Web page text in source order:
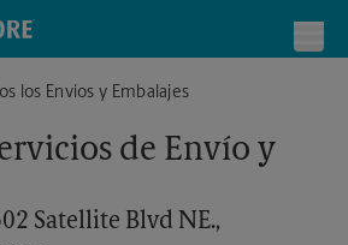
Blvd NE., Suwanee, GA 30024
los Envíos y Embalajes
de Envío y
Satellite Blvd NE.,